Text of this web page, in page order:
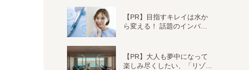
【PR】目指すキレイは水か
ら変える！ 話題のインバ…
【PR】大人も夢中になって
楽しみ尽くしたい、「リゾ…